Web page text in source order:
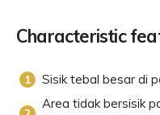
Characteristic
Sisik tebal besar di
Area tidak bersisik